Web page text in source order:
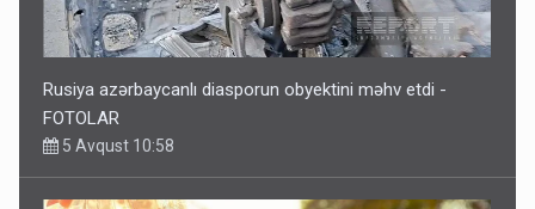
Rusiya azərbaycanlı diasporun obyektini məhv etdi -
FOTOLAR
5 Avqust 10:58